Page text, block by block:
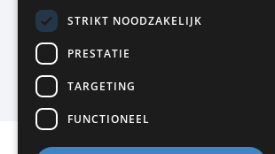
020-617 01 26
info@kmpkantoormeubilair.nl
Facebook
Instagram
KMP Kantoormeubilair levert aan BEDRIJVEN en
STRIKT NOODZAKELIJK
PRESTATIE
TARGETING
FUNCTIONEEL